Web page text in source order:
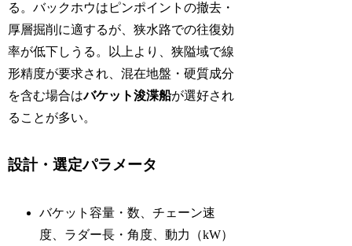
る。バックホウはピンポイントの撤去・
厚層掘削に適するが、狭水路での往復効
率が低下しうる。以上より、狭隘域で線
形精度が要求され、混在地盤・硬質成分
を含む場合はバケット浚渫船が選好され
ることが多い。
設計・選定パラメータ
バケット容量・数、チェーン速
度、ラダー長・角度、動力（kW）